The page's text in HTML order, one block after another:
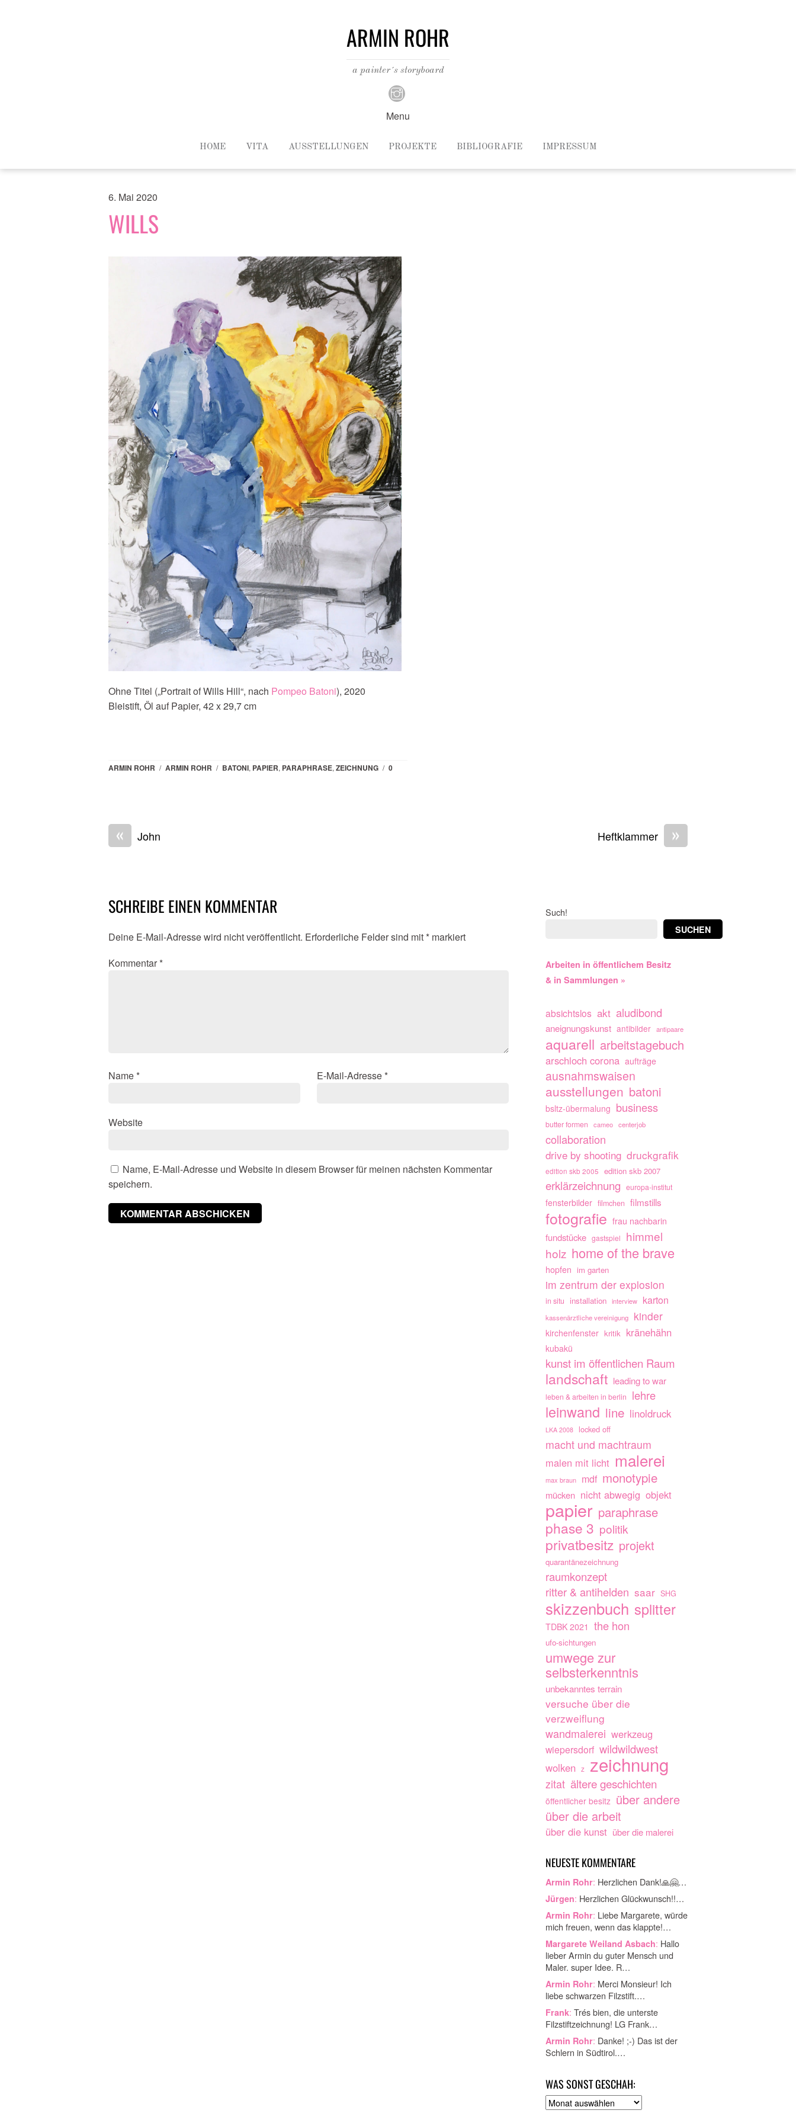
ARMIN ROHR
a painter´s storyboard
Menu
HOME VITA AUSSTELLUNGEN PROJEKTE BIBLIOGRAFIE IMPRESSUM
6. Mai 2020
WILLS
Ohne Titel („Portrait of Wills Hill“, nach Pompeo Batoni), 2020
Bleistift, Öl auf Papier, 42 x 29,7 cm
ARMIN ROHR / ARMIN ROHR / BATONI, PAPIER, PARAPHRASE, ZEICHNUNG / 0
« John »
Heftklammer
SCHREIBE EINEN KOMMENTAR
Deine E-Mail-Adresse wird nicht veröffentlicht. Erforderliche Felder sind mit * markiert
Kommentar *
Name * E-Mail-Adresse *
Website
Name, E-Mail-Adresse und Website in diesem Browser für meinen nächsten Kommentar
speichern.
Such!
SUCHEN
Arbeiten in öffentlichem Besitz
& in Sammlungen »
absichtslos akt aludibond
aneignungskunst antibilder antipaare
aquarell arbeitstagebuch
arschloch corona aufträge
ausnahmswaisen
ausstellungen batoni
bsltz-übermalung business
butter formen cameo centerjob
collaboration
drive by shooting druckgrafik
edition skb 2005 edition skb 2007
erklärzeichnung europa-institut
fensterbilder filmchen filmstills
fotografie frau nachbarin
fundstücke gastspiel
himmel
holz home of the brave
hopfen im garten
im zentrum der explosion
in situ installation interview karton
kassenärztliche vereinigung kinder
kirchenfenster kritik kränehähn
kubakü
kunst im öffentlichen Raum
landschaft leading to war
leben & arbeiten in berlin lehre
leinwand line linoldruck
LKA 2008 locked off
macht und machtraum
malen mit licht malerei
max braun mdf monotypie
mücken nicht abwegig objekt
papier paraphrase
phase 3 politik
privatbesitz projekt
quarantänezeichnung
raumkonzept
ritter & antihelden saar SHG
skizzenbuch splitter
TDBK 2021 the hon
ufo-sichtungen
umwege zur
selbsterkenntnis
unbekanntes terrain
versuche über die
verzweiflung
wandmalerei werkzeug
wiepersdorf wildwildwest
wolken z zeichnung
zitat ältere geschichten
öffentlicher besitz über andere
über die arbeit
über die kunst über die malerei
NEUESTE KOMMENTARE
Armin Rohr: Herzlichen Dank!🙏🤗…
Jürgen: Herzlichen Glückwunsch!!…
Armin Rohr: Liebe Margarete, würde
mich freuen, wenn das klappte!…
Margarete Weiland Asbach: Hallo
lieber Armin du guter Mensch und
Maler. super Idee. R…
Armin Rohr: Merci Monsieur! Ich
liebe schwarzen Filzstift.…
Frank: Trés bien, die unterste
Filzstiftzeichnung! LG Frank…
Armin Rohr: Danke! ;-) Das ist der
Schlern in Südtirol.…
WAS SONST GESCHAH:
A